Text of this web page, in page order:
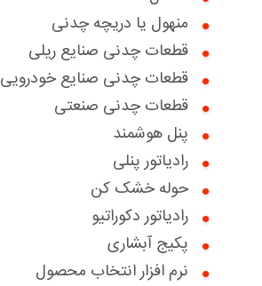
درباره ما
سوالات متداول
تماس با ما
دانلود کاتالوگ ها
درباره ما
مقالات آموزشی
بخش خدمات مشتریان
درخواست خدمات
بخش پرتال فروش
بخش پرتال خدمات فروش
درخواست همکاری با ما
تعویض سبز
منهول یا دریچه چدنی
قطعات چدنی صنایع ریلی
قطعات چدنی صنایع خودرویی
قطعات چدنی صنعتی
پنل هوشمند
رادیاتور پنلی
حوله خشک کن
رادیاتور دکوراتیو
پکیج آبشاری
نرم افزار انتخاب محصول